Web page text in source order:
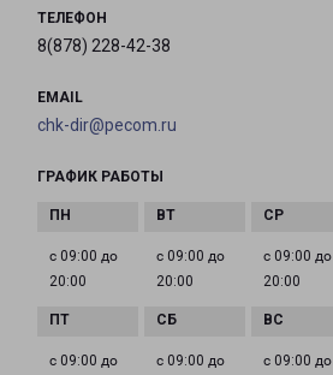
ТЕЛЕФОН
8(878) 228-42-38
EMAIL
chk-dir@pecom.ru
ГРАФИК РАБОТЫ
с 09:00 до
20:00
с 09:00 до
20:00
с 09:00 до
20:00
с 09:00 до
с 09:00 до
с 09:00 до